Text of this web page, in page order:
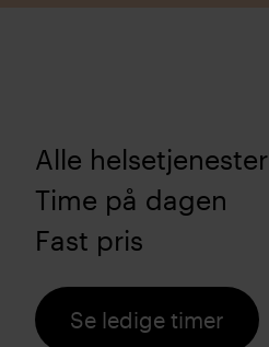
Alle helsetjenester
Time på dagen
Fast pris
Se ledige timer